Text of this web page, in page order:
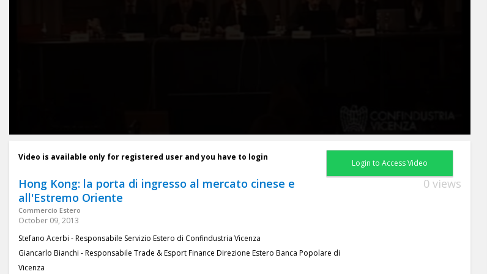
Video is available only for registered user and you have to login
Login to Access Video
Hong Kong: la porta di ingresso al mercato cinese e
all'Estremo Oriente
Commercio Estero
0 views
October 09, 2013
Stefano Acerbi - Responsabile Servizio Estero di Confindustria Vicenza
Giancarlo Bianchi - Responsabile Trade & Esport Finance Direzione Estero Banca Popolare di
Vicenza